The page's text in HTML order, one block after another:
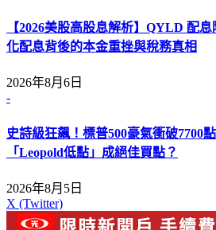
【2026美股高股息解析】QYLD 配
化配息背後的本金重挫與稅務真相
2026年8月6日
-
史詩級狂飆！標普500豪氣衝破7700
「Leopold低點」成絕佳買點？
2026年8月5日
X (Twitter)